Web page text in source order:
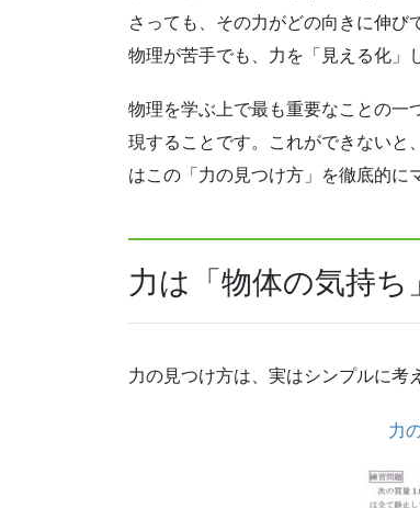
さっても、その力がどの向きに伸び
物理が苦手でも、力を「見える化」
物理を学ぶ上で最も重要なことの一
現することです。これができないと
はこの「力の見つけ方」を徹底的に
力は「物体の気持
力の見つけ方は、実はシンプルに考
力